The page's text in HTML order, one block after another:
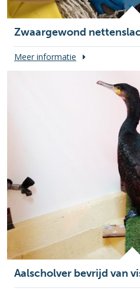
Zwaargewond
Meer informatie
Aalscholver bevrijd van